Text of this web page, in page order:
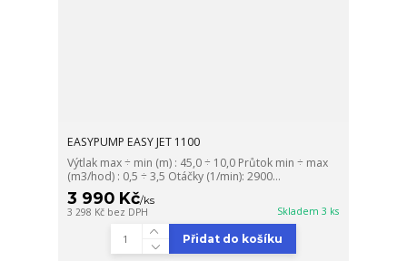
EASYPUMP EASY JET 1100
Výtlak max ÷ min (m) : 45,0 ÷ 10,0 Průtok min ÷ max
(m3/hod) : 0,5 ÷ 3,5 Otáčky (1/min): 2900...
3 990 Kč/ks
3 298 Kč bez DPH Skladem 3 ks
Přidat do košíku